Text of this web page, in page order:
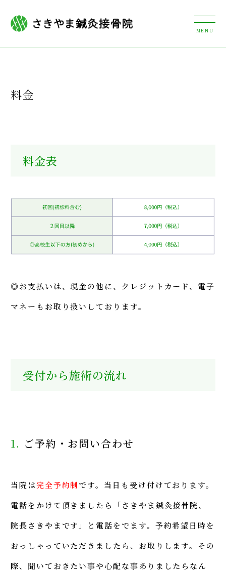
料金
料金表
◎お支払いは、現金の他に、クレジットカード、電子
マネーもお取り扱いしております。
受付から施術の流れ
1. ご予約・お問い合わせ
当院は完全予約制です。当日も受け付けております。
電話をかけて頂きましたら「さきやま鍼灸接骨院、
院長さきやまです」と電話をでます。予約希望日時を
おっしゃっていただきましたら、お取りします。その
際、聞いておきたい事や心配な事ありましたらなん